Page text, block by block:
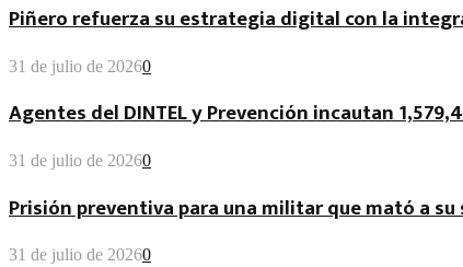
Piñero refuerza su estrategia digital con la
31 de julio de 20260
Agentes del DINTEL y Prevención incautan
31 de julio de 20260
Prisión preventiva para una militar que mató a su
31 de julio de 20260